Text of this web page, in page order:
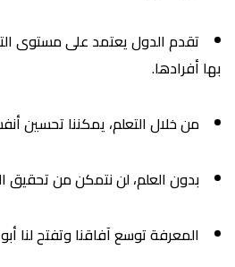
تقدم الدول يعتمد على مستوى
بها أفرادها.
من خلال التعلم، يمكننا تحسين
بدون العلم، لن نتمكن من تحقيق
المعرفة توسع آفاقنا وتفتح لنا